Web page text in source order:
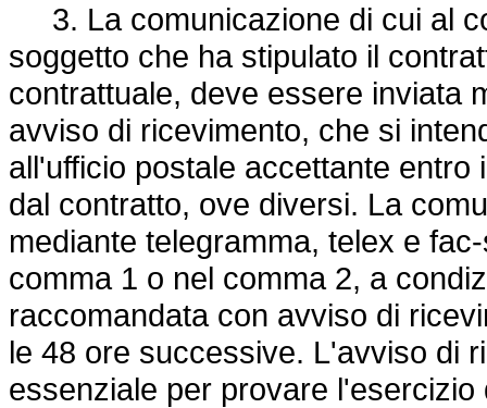
3. La comunicazione di cui al
soggetto che ha stipulato il
contrattuale, deve essere inviata
avviso di ricevimento, che si
all'ufficio postale accettante
dal contratto, ove diversi. La
mediante telegramma, telex e
comma 1 o nel comma 2, a
raccomandata con avviso di
le 48 ore successive. L'avviso di
essenziale per provare